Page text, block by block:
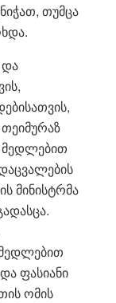
თუმცა
და
მედლებით
მინისტრმა
ფასიანი
ომის